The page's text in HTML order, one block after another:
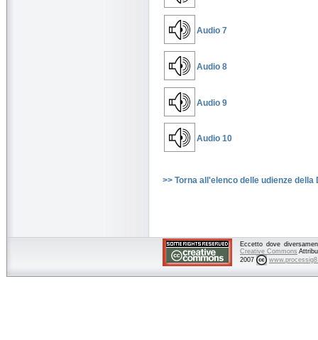
Audio 7
Audio 8
Audio 9
Audio 10
>> Torna all'elenco delle udienze della
Eccetto dove
Creative Commons
2007